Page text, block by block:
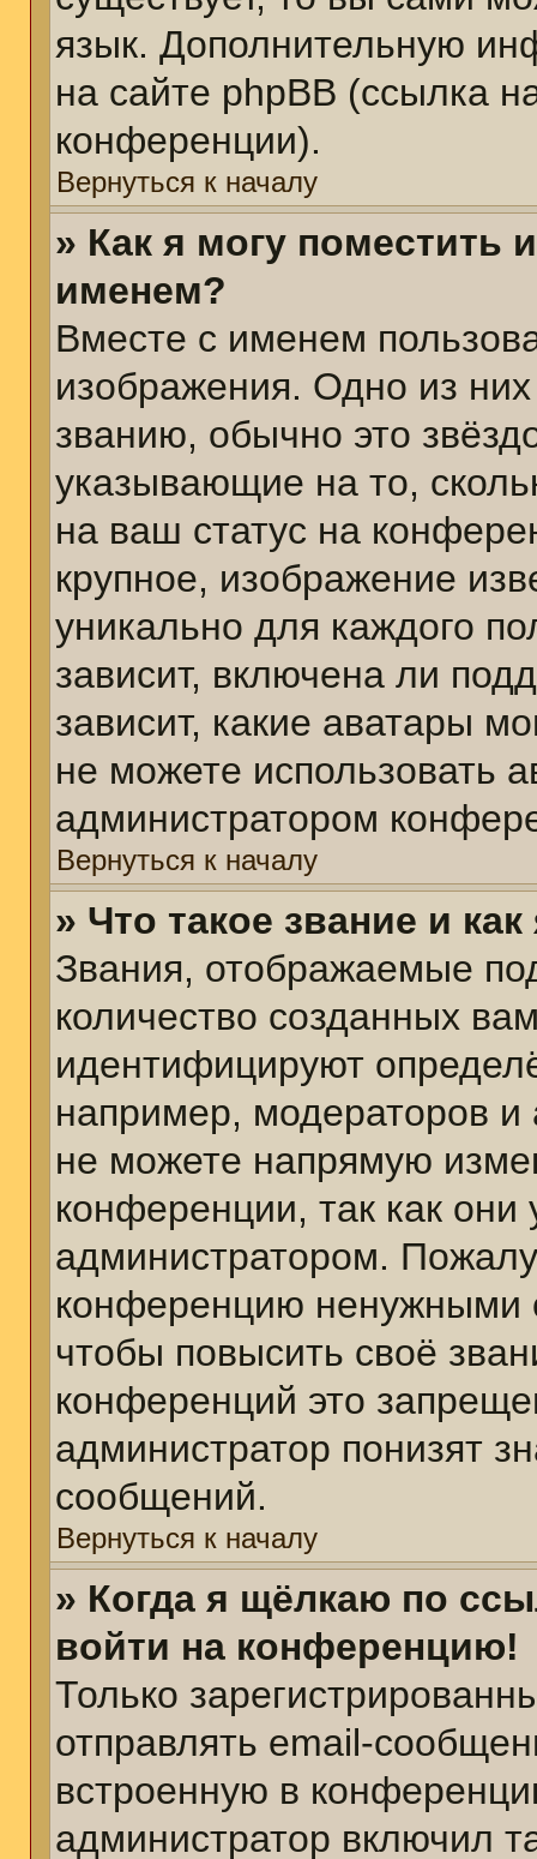
язык. Дополнительную
на сайте phpBB (ссылка
конференции).
Вернуться к началу
» Как я могу поместить
именем?
Вместе с именем
изображения. Одно из
званию, обычно это
указывающие на то,
на ваш статус на
крупное, изображение
уникально для каждого
зависит, включена ли
зависит, какие аватары
не можете использовать
администратором
Вернуться к началу
» Что такое звание и
Звания, отображаемые
количество созданных
идентифицируют
например, модераторов
не можете напрямую
конференции, так как они
администратором.
конференцию ненужными
чтобы повысить своё
конференций это
администратор понизят
сообщений.
Вернуться к началу
» Когда я щёлкаю по
войти на конференцию!
Только
отправлять email-
встроенную в
администратор включил